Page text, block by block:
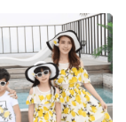
Đi Biển 9
&